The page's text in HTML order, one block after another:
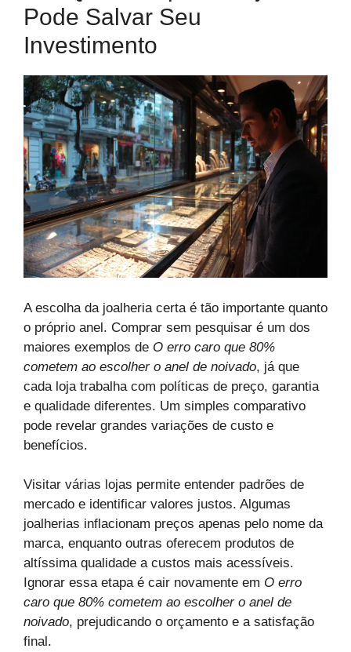
Pode Salvar Seu
Investimento
A escolha da joalheria certa é tão importante quanto
o próprio anel. Comprar sem pesquisar é um dos
maiores exemplos de O erro caro que 80%
cometem ao escolher o anel de noivado, já que
cada loja trabalha com políticas de preço, garantia
e qualidade diferentes. Um simples comparativo
pode revelar grandes variações de custo e
benefícios.
Visitar várias lojas permite entender padrões de
mercado e identificar valores justos. Algumas
joalherias inflacionam preços apenas pelo nome da
marca, enquanto outras oferecem produtos de
altíssima qualidade a custos mais acessíveis.
Ignorar essa etapa é cair novamente em O erro
caro que 80% cometem ao escolher o anel de
noivado, prejudicando o orçamento e a satisfação
final.